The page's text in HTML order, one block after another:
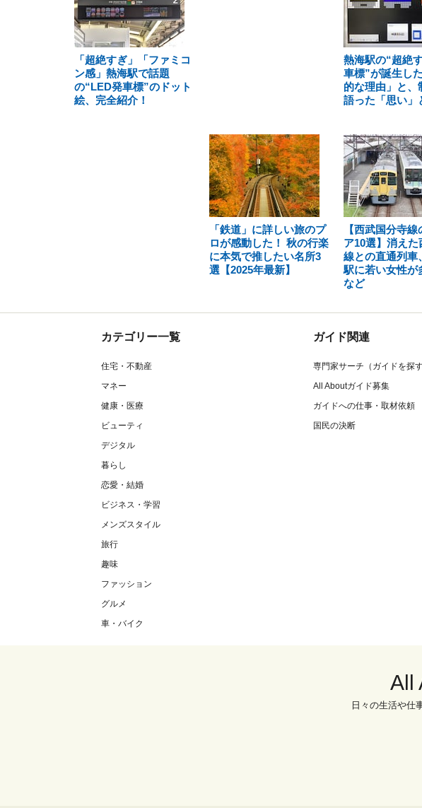
「超絶すぎ」「ファミコ
ン感」熱海駅で話題
の“LED発車標”のドット
絵、完全紹介！
熱海駅の“超絶
車標”が誕生し
的な理由」と、
語った「思い」
「鉄道」に詳しい旅のプ
ロが感動した！ 秋の行楽
に本気で推したい名所3
選【2025年最新】
【西武国分寺
ア10選】消えた
線との直通列車
駅に若い女性が
など
カテゴリー一覧
住宅・不動産
マネー
健康・医療
ビューティ
デジタル
暮らし
恋愛・結婚
ビジネス・学習
メンズスタイル
旅行
趣味
ファッション
グルメ
車・バイク
ガイド関連
専門家サーチ（ガイドを探す
All Aboutガイド募集
ガイドへの仕事・取材依頼
国民の決断
All
日々の生活や仕